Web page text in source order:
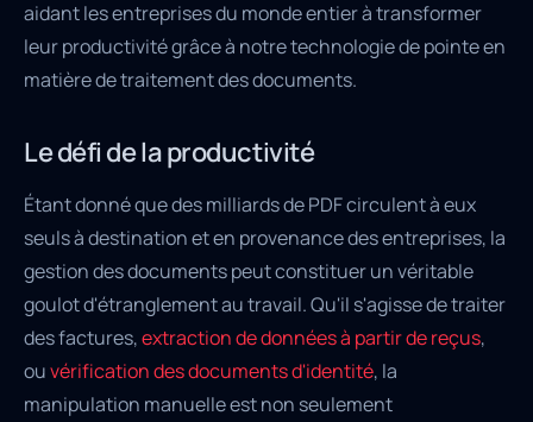
aidant les entreprises du monde entier à transformer
leur productivité grâce à notre technologie de pointe en
matière de traitement des documents.
Le défi de la productivité
Étant donné que des milliards de PDF circulent à eux
seuls à destination et en provenance des entreprises, la
gestion des documents peut constituer un véritable
goulot d'étranglement au travail. Qu'il s'agisse de traiter
des factures,extraction de données à partir de reçus,
ouvérification des documents d'identité, la
manipulation manuelle est non seulement